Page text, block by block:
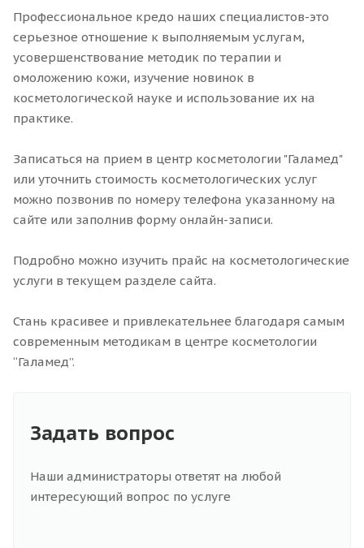
Профессиональное кредо наших специалистов-это
серьезное отношение к выполняемым услугам,
усовершенствование методик по терапии и
омоложению кожи, изучение новинок в
косметологической науке и использование их на
практике.
Записаться на прием в центр косметологии "Галамед"
или уточнить стоимость косметологических услуг
можно позвонив по номеру телефона указанному на
сайте или заполнив форму онлайн-записи.
Подробно можно изучить прайс на косметологические
услуги в текущем разделе сайта.
Стань красивее и привлекательнее благодаря самым
современным методикам в центре косметологии
“Галамед”.
Задать вопрос
Наши администраторы ответят на любой
интересующий вопрос по услуге